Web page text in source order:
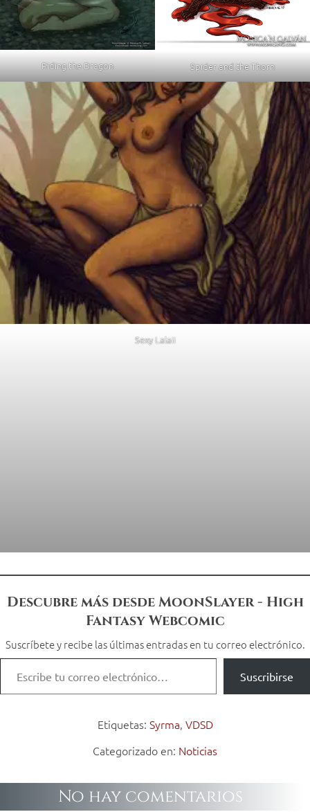
Riding the Dragon Spider and the Thorn
Sexy Lalaii
Descubre más desde MoonSlayer - High
Fantasy Webcomic
Suscríbete y recibe las últimas entradas en tu correo electrónico.
Suscribirse
Etiquetas: Syrma, VDSD
Categorizado en: Noticias
No hay comentarios